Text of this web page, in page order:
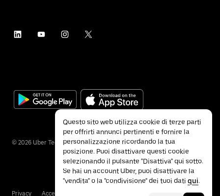
© 2026 Uber Technologies Inc.
Privacy Accessibilità
Questo sito web utilizza cookie di terze parti
per offrirti annunci pertinenti e fornire la
personalizzazione ricordando la tua
posizione. Puoi disattivare questi cookie
selezionando il pulsante "Disattiva" qui sotto.
Se hai un account Uber, puoi disattivare la
"vendita" o la "condivisione" dei tuoi dati qui.